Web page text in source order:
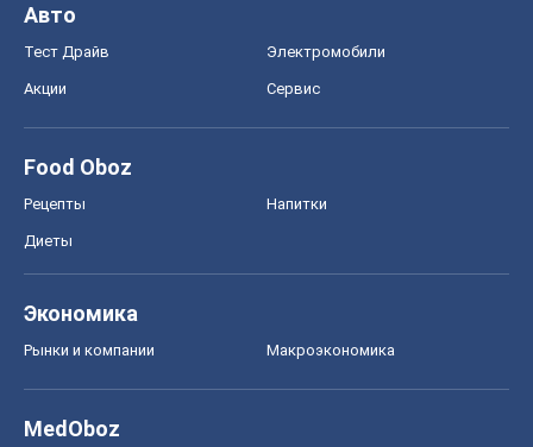
Авто
Тест Драйв Электромобили
Акции Сервис
Food Oboz
Рецепты Напитки
Диеты
Экономика
Рынки и компании Mакроэкономика
MedOboz